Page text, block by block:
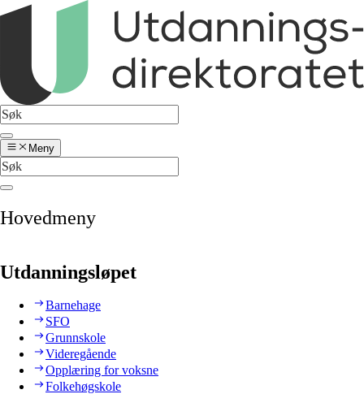
Meny
Hovedmeny
Utdanningsløpet
Barnehage
SFO
Grunnskole
Videregående
Opplæring for voksne
Folkehøgskole